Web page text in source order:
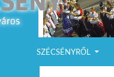
SZÉCSÉNYRŐL